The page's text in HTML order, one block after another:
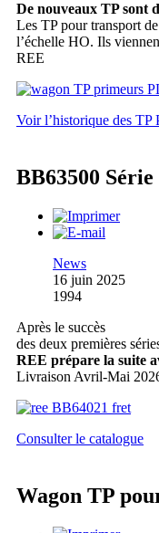
De nouveaux TP sont
Les TP pour transport
l’échelle HO. Ils
REE
Voir l’historique des TP
BB63500 Série
News
16 juin 2025
1994
Après le succès
des deux premières
REE prépare la suite
Livraison Avril-Mai
Consulter le catalogue
Wagon TP